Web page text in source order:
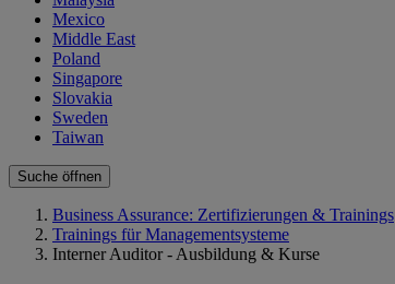
Mexico
Middle East
Poland
Singapore
Slovakia
Sweden
Taiwan
Suche öffnen
Business Assurance: Zertifizierungen & Trainings
Trainings für Managementsysteme
Interner Auditor - Ausbildung & Kurse